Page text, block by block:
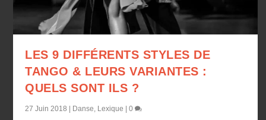
LES 9 DIFFÉRENTS STYLES DE
TANGO & LEURS VARIANTES :
QUELS SONT ILS ?
27 Juin 2018 Danse, Lexique |0